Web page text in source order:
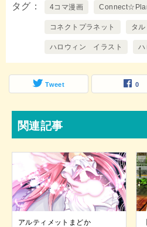
タグ 4コマ漫画
コネクトプラネット タル
ハロウィン イラスト
Tweet 0
関連記事
アルティメットまどか